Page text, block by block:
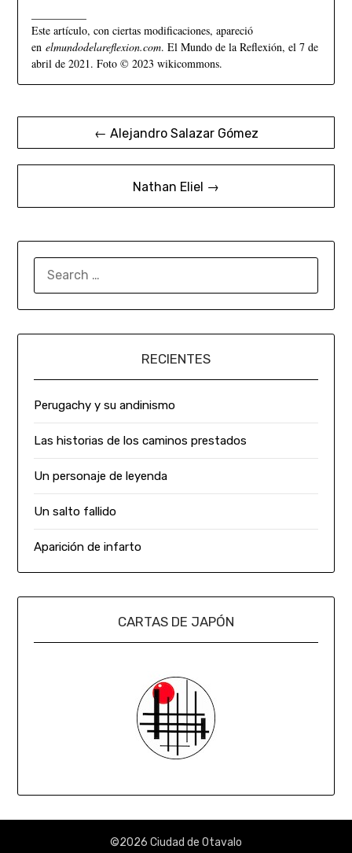
Este artículo, con ciertas modificaciones, apareció
en elmundodelareflexion.com. El Mundo de la Reflexión, el 7 de
abril de 2021. Foto © 2023 wikicommons.
← Alejandro Salazar Gómez
Nathan Eliel →
RECIENTES
Perugachy y su andinismo
Las historias de los caminos prestados
Un personaje de leyenda
Un salto fallido
Aparición de infarto
CARTAS DE JAPÓN
©2026 Ciudad de Otavalo